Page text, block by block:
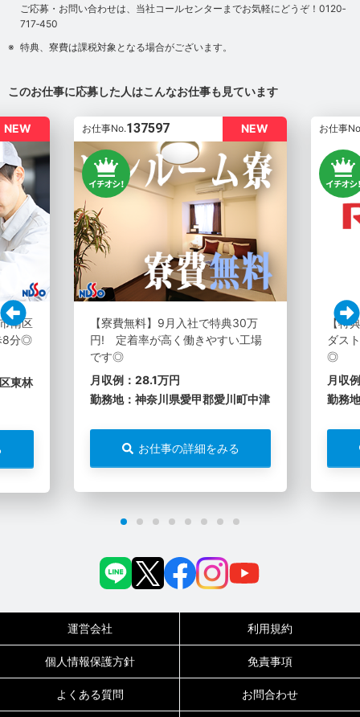
ご応募・お問い合わせは、当社コールセンターまでお気軽にどうぞ！0120‐
717‐450
特典、寮費は課税対象となる場合がございます。
このお仕事に応募した人はこんなお仕事も見ています
NEW
南区
8分◎
東林
NEW
お仕事No.137597
【寮費無料】9月入社で特典30万
円! 定着率が高く働きやすい工場
です◎
月収例：28.1万円
勤務地：神奈川県愛甲郡愛川町中津
お仕事の詳細をみる
お仕事
【特
ダス
◎
月収
勤務
運営会社 利用規約
個人情報保護方針 免責事項
よくある質問 お問合わせ